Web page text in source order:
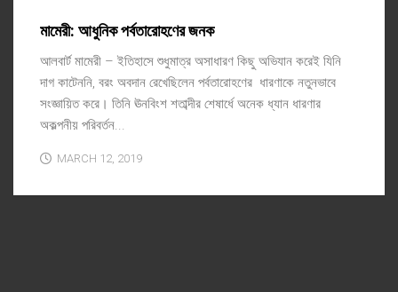
মামেরী: আধুনিক পর্বতারোহণের জনক
আলবার্ট মামেরী – ইতিহাসে শুধুমাত্র অসাধারণ কিছু অভিযান করেই যিনি
দাগ কাটেননি, বরং অবদান রেখেছিলেন পর্বতারোহণের ধারণাকে নতুনভাবে
সংজ্ঞায়িত করে। তিনি ঊনবিংশ শতাব্দীর শেষার্ধে অনেক ধ্যান ধারণার
অকল্পনীয় পরিবর্তন...
MARCH 12, 2019